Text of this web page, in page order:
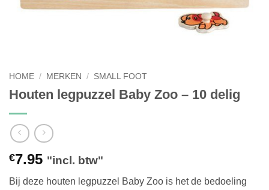
HOME / MERKEN / SMALL FOOT
Houten legpuzzel Baby Zoo – 10 delig
€7.95 "incl. btw"
Bij deze houten legpuzzel Baby Zoo is het de bedoeling